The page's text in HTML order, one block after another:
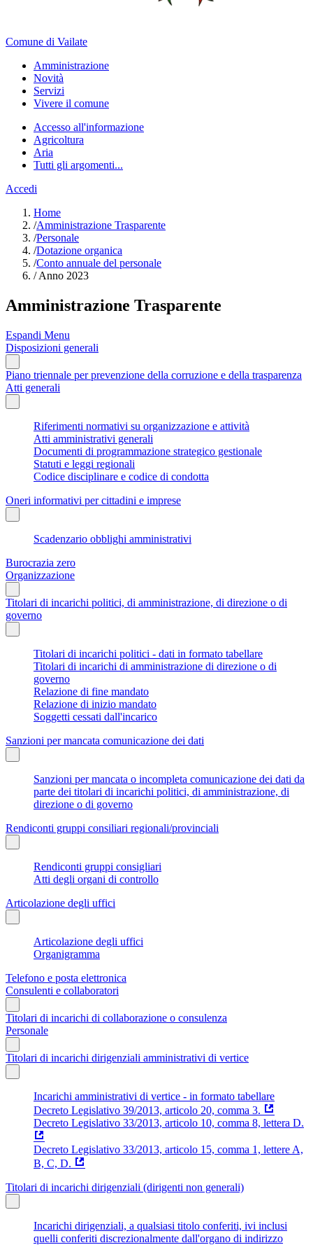
Comune di Vailate
Amministrazione
Novità
Servizi
Vivere il comune
Accesso all'informazione
Agricoltura
Aria
Tutti gli argomenti...
Accedi
Home
/Amministrazione Trasparente
/Personale
/Dotazione organica
/Conto annuale del personale
/Anno 2023
Amministrazione Trasparente
Espandi Menu
Disposizioni generali
Piano triennale per prevenzione della corruzione e della trasparenza
Atti generali
Riferimenti normativi su organizzazione e attività
Atti amministrativi generali
Documenti di programmazione strategico gestionale
Statuti e leggi regionali
Codice disciplinare e codice di condotta
Oneri informativi per cittadini e imprese
Scadenzario obblighi amministrativi
Burocrazia zero
Organizzazione
Titolari di incarichi politici, di amministrazione, di direzione o di
governo
Titolari di incarichi politici - dati in formato tabellare
Titolari di incarichi di amministrazione di direzione o di
governo
Relazione di fine mandato
Relazione di inizio mandato
Soggetti cessati dall'incarico
Sanzioni per mancata comunicazione dei dati
Sanzioni per mancata o incompleta comunicazione dei dati da
parte dei titolari di incarichi politici, di amministrazione, di
direzione o di governo
Rendiconti gruppi consiliari regionali/provinciali
Rendiconti gruppi consigliari
Atti degli organi di controllo
Articolazione degli uffici
Articolazione degli uffici
Organigramma
Telefono e posta elettronica
Consulenti e collaboratori
Titolari di incarichi di collaborazione o consulenza
Personale
Titolari di incarichi dirigenziali amministrativi di vertice
Incarichi amministrativi di vertice - in formato tabellare
Decreto Legislativo 39/2013, articolo 20, comma 3.
Decreto Legislativo 33/2013, articolo 10, comma 8, lettera D.
Decreto Legislativo 33/2013, articolo 15, comma 1, lettere A,
B, C, D.
Titolari di incarichi dirigenziali (dirigenti non generali)
Incarichi dirigenziali, a qualsiasi titolo conferiti, ivi inclusi
quelli conferiti discrezionalmente dall'organo di indirizzo